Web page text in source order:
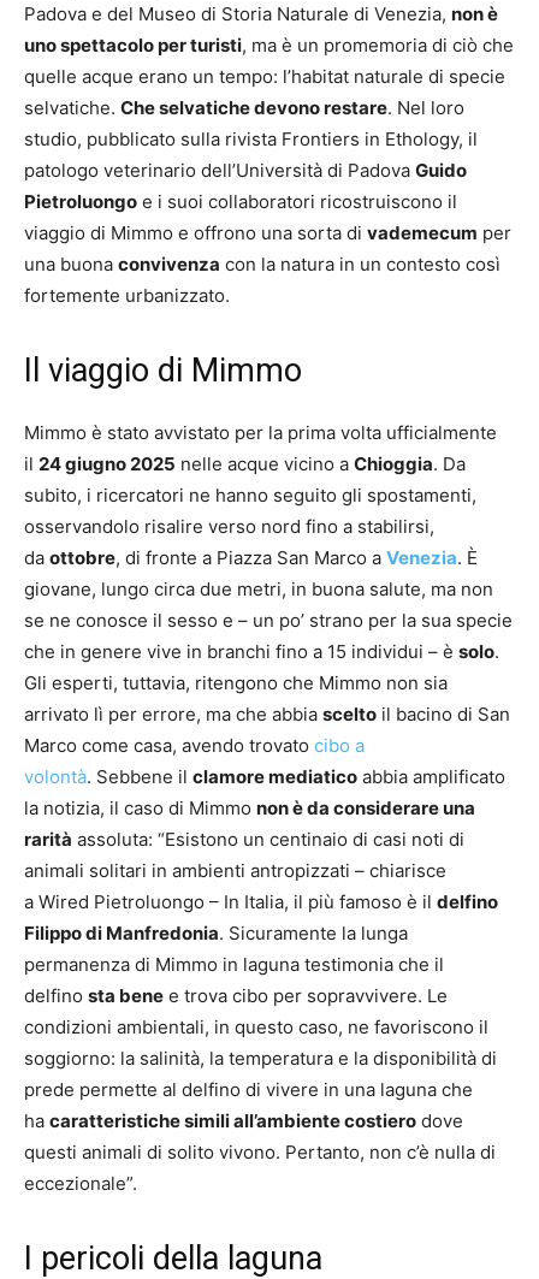
Padova e del Museo di Storia Naturale di Venezia, non è
uno spettacolo per turisti, ma è un promemoria di ciò che
quelle acque erano un tempo: l’habitat naturale di specie
selvatiche. Che selvatiche devono restare. Nel loro
studio, pubblicato sulla rivista Frontiers in Ethology, il
patologo veterinario dell’Università di Padova Guido
Pietroluongo e i suoi collaboratori ricostruiscono il
viaggio di Mimmo e offrono una sorta di vademecum per
una buona convivenza con la natura in un contesto così
fortemente urbanizzato.
Il viaggio di Mimmo
Mimmo è stato avvistato per la prima volta ufficialmente
il 24 giugno 2025 nelle acque vicino a Chioggia. Da
subito, i ricercatori ne hanno seguito gli spostamenti,
osservandolo risalire verso nord fino a stabilirsi,
da ottobre, di fronte a Piazza San Marco a Venezia. È
giovane, lungo circa due metri, in buona salute, ma non
se ne conosce il sesso e – un po’ strano per la sua specie
che in genere vive in branchi fino a 15 individui – è solo.
Gli esperti, tuttavia, ritengono che Mimmo non sia
arrivato lì per errore, ma che abbia scelto il bacino di San
Marco come casa, avendo trovato cibo a
volontà. Sebbene il clamore mediatico abbia amplificato
la notizia, il caso di Mimmo non è da considerare una
rarità assoluta: “Esistono un centinaio di casi noti di
animali solitari in ambienti antropizzati – chiarisce
a Wired Pietroluongo – In Italia, il più famoso è il delfino
Filippo di Manfredonia. Sicuramente la lunga
permanenza di Mimmo in laguna testimonia che il
delfino sta bene e trova cibo per sopravvivere. Le
condizioni ambientali, in questo caso, ne favoriscono il
soggiorno: la salinità, la temperatura e la disponibilità di
prede permette al delfino di vivere in una laguna che
ha caratteristiche simili all’ambiente costiero dove
questi animali di solito vivono. Pertanto, non c’è nulla di
eccezionale”.
I pericoli della laguna